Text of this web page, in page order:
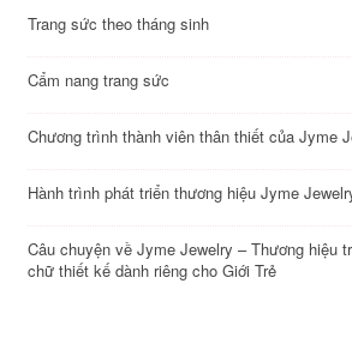
Trang sức theo tháng sinh
Cẩm nang trang sức
Chương trình thành viên thân thiết của Jyme
Hành trình phát triển thương hiệu Jyme
Câu chuyện về Jyme Jewelry – Thương hiệu
chữ thiết kế dành riêng cho Giới Trẻ